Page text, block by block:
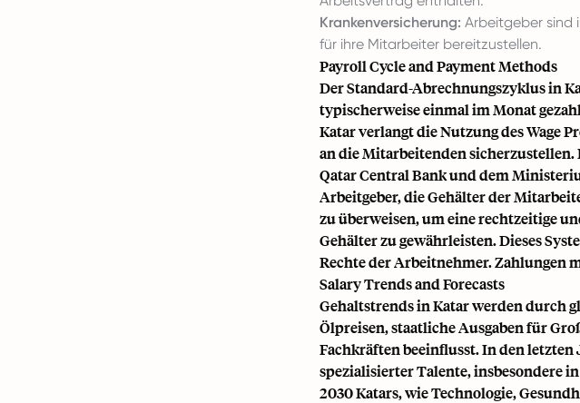
Krankenversicherung: Arbeitgeber sind
für ihre Mitarbeiter bereitzustellen.
Payroll Cycle and Payment Methods
Der Standard-Abrechnungszyklus in
typischerweise einmal im Monat
Katar verlangt die Nutzung des Wage
an die Mitarbeitenden sicherzustellen.
Qatar Central Bank und dem
Arbeitgeber, die Gehälter der
zu überweisen, um eine rechtzeitige
Gehälter zu gewährleisten. Dieses
Rechte der Arbeitnehmer. Zahlungen
Salary Trends and Forecasts
Gehaltstrends in Katar werden durch
Ölpreisen, staatliche Ausgaben für
Fachkräften beeinflusst. In den letzten
spezialisierter Talente, insbesondere
2030 Katars, wie Technologie,